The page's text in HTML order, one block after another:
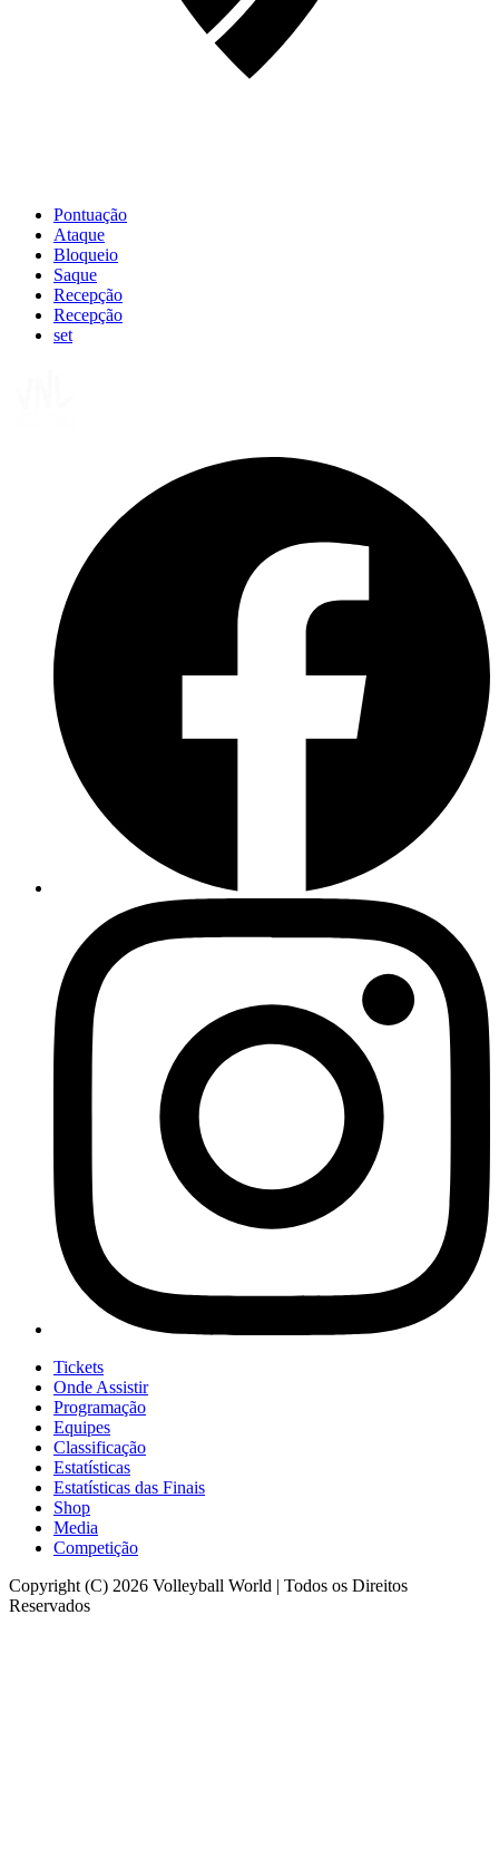
Pontuação
Ataque
Bloqueio
Saque
Recepção
Recepção
set
Tickets
Onde Assistir
Programação
Equipes
Classificação
Estatísticas
Estatísticas das Finais
Shop
Media
Competição
Copyright (C) 2026 Volleyball World | Todos os Direitos
Reservados